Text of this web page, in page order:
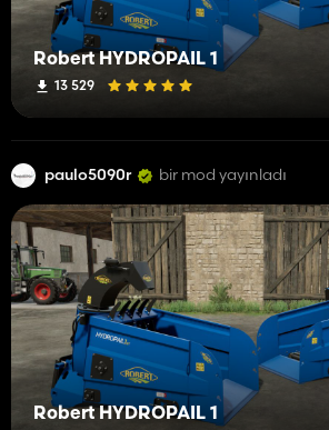
Robert HYDROPAIL 1
13 529
paulo5090r bir mod yayınladı
Robert HYDROPAIL 1